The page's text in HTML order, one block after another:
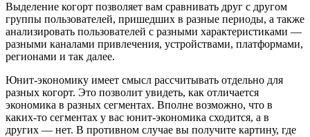
Выделение когорт позволяет вам сравнивать друг с другом
группы пользователей, пришедших в разные периоды, а также
анализировать пользователей с разными характеристиками —
разными каналами привлечения, устройствами, платформами,
регионами и так далее.
Юнит-экономику имеет смысл рассчитывать отдельно для
разных когорт. Это позволит увидеть, как отличается
экономика в разных сегментах. Вполне возможно, что в
каких-то сегментах у вас юнит-экономика сходится, а в
других — нет. В противном случае вы получите картину, где